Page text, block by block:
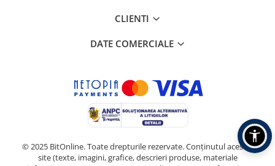
CLIENTI
DATE COMERCIALE
© 2025 BitOnline. Toate drepturile rezervate. Conținutul acestui
site (texte, imagini, grafice, descrieri produse, materiale